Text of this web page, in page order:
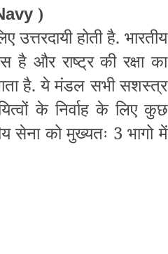
)
होती है. भारतीय
है और राष्ट्र की रक्षा का
है. ये मंडल सभी सशस्त्र
के निर्वाह के लिए कुछ
सेना को मुख्यतः 3 भागो में